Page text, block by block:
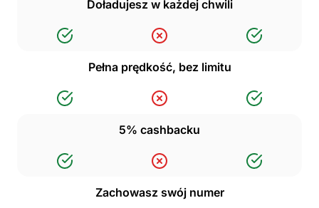
Doładujesz w każdej chwili
Pełna prędkość, bez limitu
5% cashbacku
Zachowasz swój numer